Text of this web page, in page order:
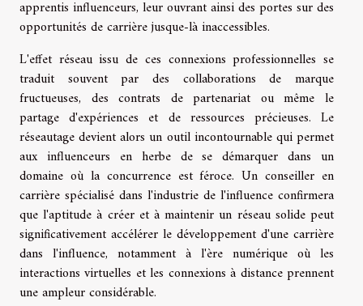
apprentis influenceurs, leur ouvrant ainsi des portes sur des
opportunités de carrière jusque-là inaccessibles.
L'effet réseau issu de ces connexions professionnelles se
traduit souvent par des collaborations de marque
fructueuses, des contrats de partenariat ou même le
partage d'expériences et de ressources précieuses. Le
réseautage devient alors un outil incontournable qui permet
aux influenceurs en herbe de se démarquer dans un
domaine où la concurrence est féroce. Un conseiller en
carrière spécialisé dans l'industrie de l'influence confirmera
que l'aptitude à créer et à maintenir un réseau solide peut
significativement accélérer le développement d'une carrière
dans l'influence, notamment à l'ère numérique où les
interactions virtuelles et les connexions à distance prennent
une ampleur considérable.